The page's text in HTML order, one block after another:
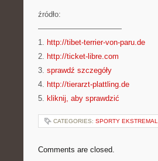
źródło:
———————————
1. http://tibet-terrier-von-paru.de
2. http://ticket-libre.com
3. sprawdź szczegóły
4. http://tierarzt-plattling.de
5. kliknij, aby sprawdzić
CATEGORIES: SPORTY
Comments are closed.